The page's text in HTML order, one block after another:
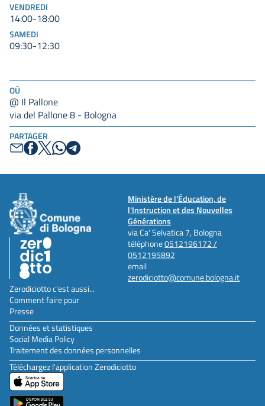
OÙ
@ Il Pallone
via del Pallone 8 - Bologna
PARTAGER
VENDREDI
14:00-18:00
SAMEDI
09:30-12:30
Ministère de l'Éducation, de
l'Instruction et des Nouvelles
Générations
via Ca' Selvatica 7, Bologna
téléphone0512196172 /
0512195892
email
zerodiciotto@comune.bologna.it
Zerodiciotto c'est aussi...
Comment faire pour
Presse
Données et statistiques
Social Media Policy
Traitement des données personnelles
Téléchargez l'application Zerodiciotto